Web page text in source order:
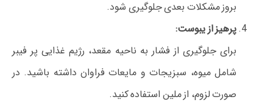
بروز مشکلات بعدی جلوگیری شود.
پرهیز از یبوست:
برای جلوگیری از فشار به ناحیه مقعد، رژیم غذایی پر فیبر
شامل میوه، سبزیجات و مایعات فراوان داشته باشید. در
صورت لزوم، از ملین استفاده کنید.